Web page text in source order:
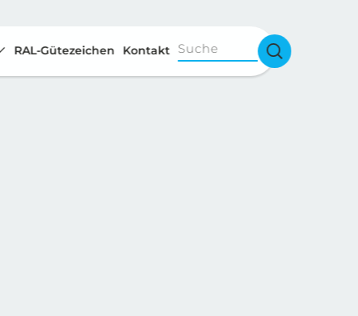
RAL-Gütezeichen Kontakt Suche